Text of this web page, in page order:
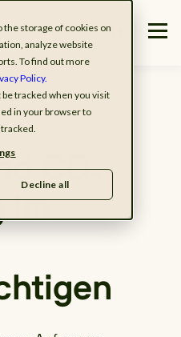
the storage of cookies on
analyze website
To find out more
Policy.
tracked when you visit
in your browser to
Decline all
CO₂
im